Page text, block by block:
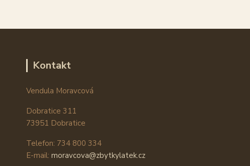
Kontakt
Vendula Moravcová
Dobratice 311
73951 Dobratice
Telefon: 734 800 334
E-mail: moravcova@zbytkylatek.cz